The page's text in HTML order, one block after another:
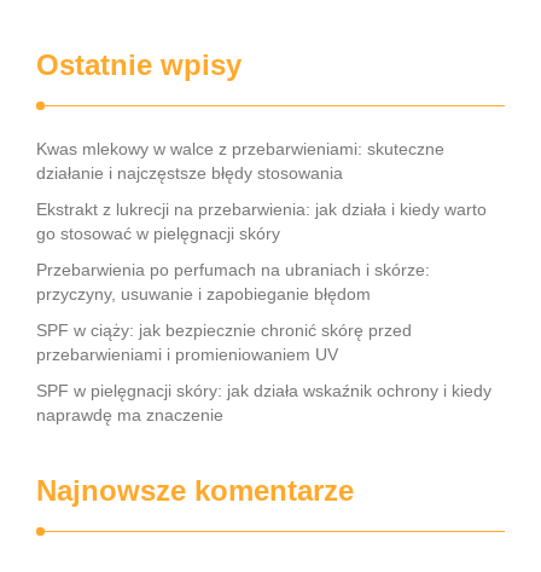
Ostatnie wpisy
Kwas mlekowy w walce z przebarwieniami: skuteczne
działanie i najczęstsze błędy stosowania
Ekstrakt z lukrecji na przebarwienia: jak działa i kiedy warto
go stosować w pielęgnacji skóry
Przebarwienia po perfumach na ubraniach i skórze:
przyczyny, usuwanie i zapobieganie błędom
SPF w ciąży: jak bezpiecznie chronić skórę przed
przebarwieniami i promieniowaniem UV
SPF w pielęgnacji skóry: jak działa wskaźnik ochrony i kiedy
naprawdę ma znaczenie
Najnowsze komentarze